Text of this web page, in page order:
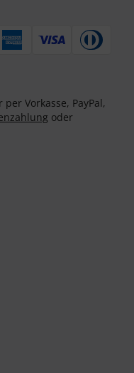
Vorkasse, PayPal,
oder